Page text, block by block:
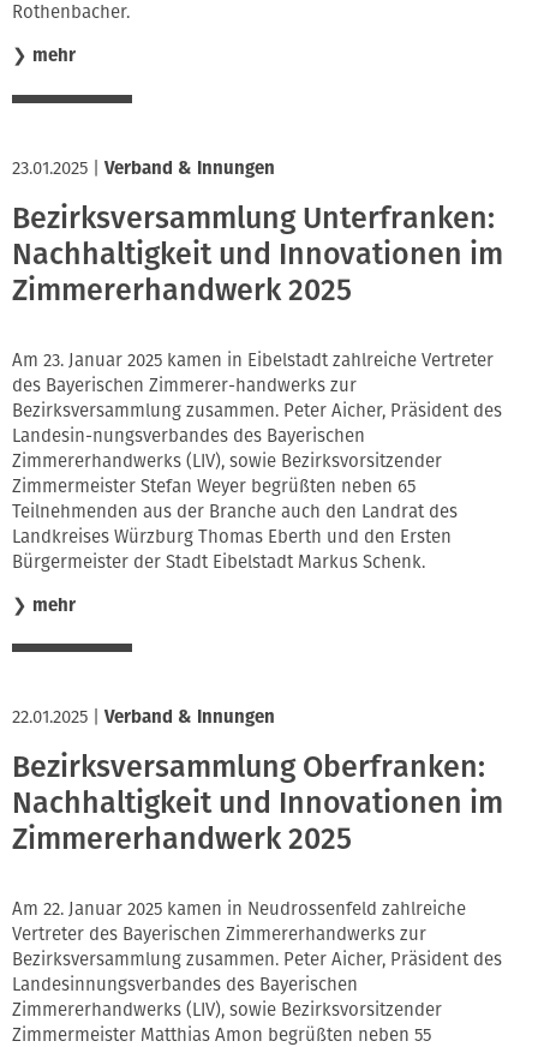
Rothenbacher.
❯ mehr
23.01.2025 Verband & Innungen
Bezirksversammlung Unterfranken:
Nachhaltigkeit und Innovationen im
Zimmererhandwerk 2025
Am 23. Januar 2025 kamen in Eibelstadt zahlreiche Vertreter
des Bayerischen Zimmerer-handwerks zur
Bezirksversammlung zusammen. Peter Aicher, Präsident des
Landesin-nungsverbandes des Bayerischen
Zimmererhandwerks (LIV), sowie Bezirksvorsitzender
Zimmermeister Stefan Weyer begrüßten neben 65
Teilnehmenden aus der Branche auch den Landrat des
Landkreises Würzburg Thomas Eberth und den Ersten
Bürgermeister der Stadt Eibelstadt Markus Schenk.
❯ mehr
22.01.2025 Verband & Innungen
Bezirksversammlung Oberfranken:
Nachhaltigkeit und Innovationen im
Zimmererhandwerk 2025
Am 22. Januar 2025 kamen in Neudrossenfeld zahlreiche
Vertreter des Bayerischen Zimmererhandwerks zur
Bezirksversammlung zusammen. Peter Aicher, Präsident des
Landesinnungsverbandes des Bayerischen
Zimmererhandwerks (LIV), sowie Bezirksvorsitzender
Zimmermeister Matthias Amon begrüßten neben 55